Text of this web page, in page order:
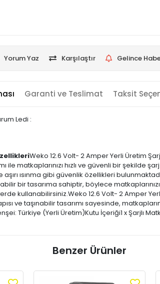
Yorum Yaz Karşılaştır Gelince
Garanti ve Teslimat Taksit
Ledi :
Weko 12.6 Volt- 2 Amper Yerli Üretim
ile matkaplarınızı hızlı ve güvenli bir
aşırı ısınma gibi güvenlik özellikleri
bir tasarıma sahiptir, böylece
kullanabilirsiniz.Weko 12.6 Volt- 2 Amper
ve taşınabilir tasarımı sayesinde,
Türkiye (Yerli Üretim)Kutu İçeriği1 x Şarjlı
Benzer Ürünler